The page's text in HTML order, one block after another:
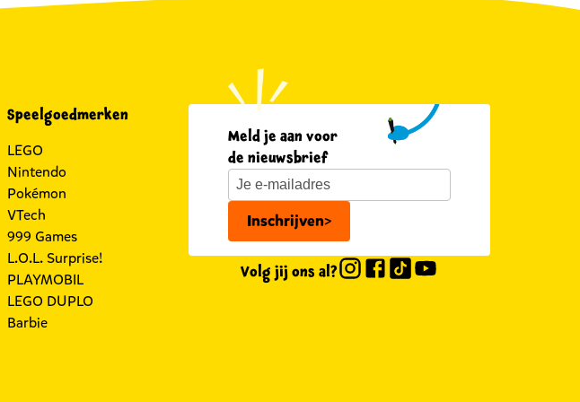
Speelgoedmerken
LEGO
Nintendo
Pokémon
VTech
999 Games
L.O.L. Surprise!
PLAYMOBIL
LEGO DUPLO
Barbie
Meld je aan voor
de nieuwsbrief
Inschrijven>
Volg jij ons al?